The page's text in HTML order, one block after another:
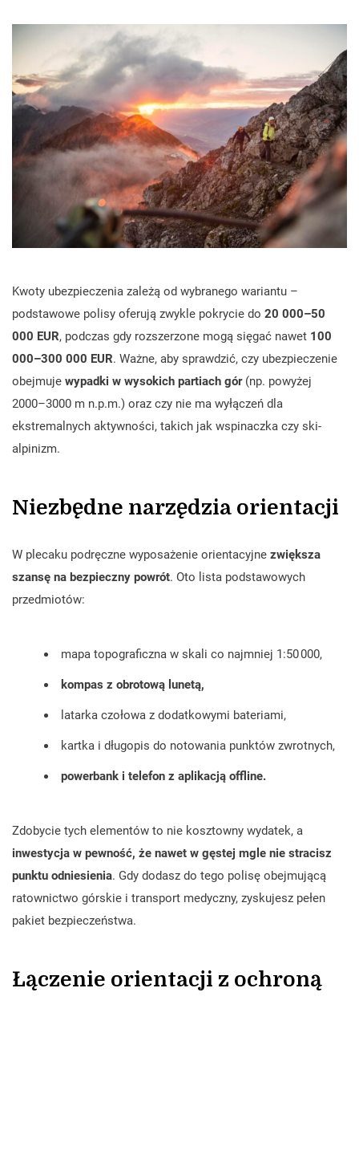
Kwoty ubezpieczenia zależą od wybranego wariantu –
podstawowe polisy oferują zwykle pokrycie do 20 000–50
000 EUR, podczas gdy rozszerzone mogą sięgać nawet 100
000–300 000 EUR. Ważne, aby sprawdzić, czy ubezpieczenie
obejmuje wypadki w wysokich partiach gór(np. powyżej
2000–3000 m n.p.m.) oraz czy nie ma wyłączeń dla
ekstremalnych aktywności, takich jak wspinaczka czy ski-
alpinizm.
Niezbędne narzędzia orientacji
W plecaku podręczne wyposażenie orientacyjne zwiększa
szansę na bezpieczny powrót. Oto lista podstawowych
przedmiotów:
mapa topograficzna w skali co najmniej 1:50 000,
kompas z obrotową lunetą,
latarka czołowa z dodatkowymi bateriami,
kartka i długopis do notowania punktów zwrotnych,
powerbank i telefon z aplikacją offline.
Zdobycie tych elementów to nie kosztowny wydatek, a
inwestycja w pewność, że nawet w gęstej mgle nie stracisz
punktu odniesienia. Gdy dodasz do tego polisę obejmującą
ratownictwo górskie i transport medyczny, zyskujesz pełen
pakiet bezpieczeństwa.
Łączenie orientacji z ochroną